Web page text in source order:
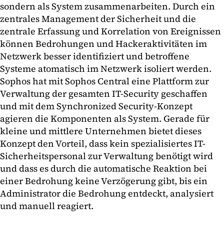
sondern als System zusammenarbeiten. Durch ein
zentrales Management der Sicherheit und die
zentrale Erfassung und Korrelation von Ereignissen
können Bedrohungen und Hackeraktivitäten im
Netzwerk besser identifiziert und betroffene
Systeme atomatisch im Netzwerk isoliert werden.
Sophos hat mit Sophos Central eine Plattform zur
Verwaltung der gesamten IT-Security geschaffen
und mit dem Synchronized Security-Konzept
agieren die Komponenten als System. Gerade für
kleine und mittlere Unternehmen bietet dieses
Konzept den Vorteil, dass kein spezialisiertes IT-
Sicherheitspersonal zur Verwaltung benötigt wird
und dass es durch die automatische Reaktion bei
einer Bedrohung keine Verzögerung gibt, bis ein
Administrator die Bedrohung entdeckt, analysiert
und manuell reagiert.